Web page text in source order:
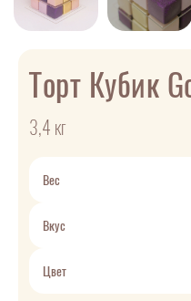
Торт Кубик
3,4 кг
Вес
Вкус
Цвет